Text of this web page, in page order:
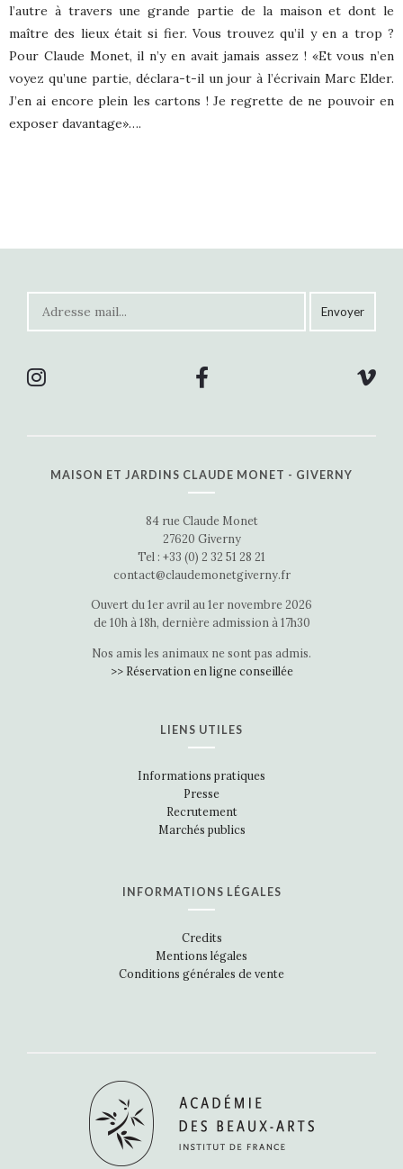
l’autre à travers une grande partie de la maison et dont le
maître des lieux était si fier. Vous trouvez qu’il y en a trop ?
Pour Claude Monet, il n’y en avait jamais assez ! «Et vous n’en
voyez qu’une partie, déclara-t-il un jour à l’écrivain Marc Elder.
J’en ai encore plein les cartons ! Je regrette de ne pouvoir en
exposer davantage»….
MAISON ET JARDINS CLAUDE MONET - GIVERNY
84 rue Claude Monet
27620 Giverny
Tel : +33 (0) 2 32 51 28 21
contact@claudemonetgiverny.fr
Ouvert du 1er avril au 1er novembre 2026
de 10h à 18h, dernière admission à 17h30
Nos amis les animaux ne sont pas admis.
>> Réservation en ligne conseillée
LIENS UTILES
Informations pratiques
Presse
Recrutement
Marchés publics
INFORMATIONS LÉGALES
Credits
Mentions légales
Conditions générales de vente